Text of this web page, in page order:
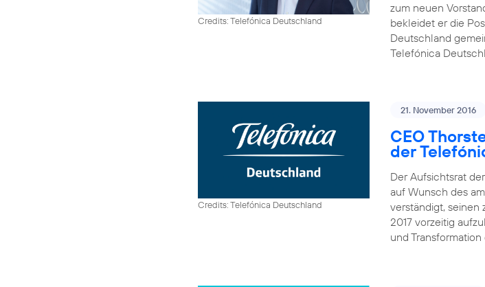
Credits: Telefónica Deutschland
zum neuen
bekleidet er die
Deutschland
Telefónica
Credits: Telefónica Deutschland
21. November 2016
CEO
der
Der Aufsichtsrat
auf Wunsch des
verständigt, seinen
2017 vorzeitig
und